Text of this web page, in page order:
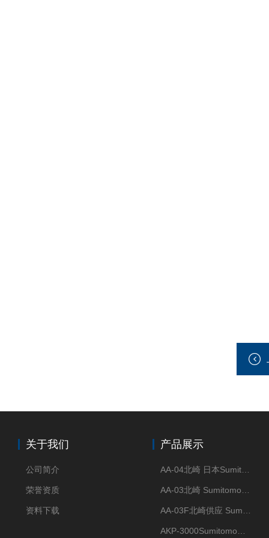
关于我们
公司简介
荣誉资质
资料下载
产品展示